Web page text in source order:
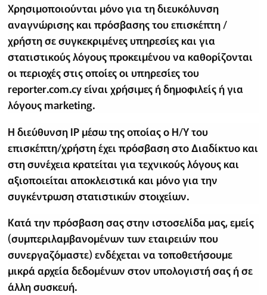
Χρησιμοποιούνται μόνο για τη διευκόλυνση
αναγνώρισης και πρόσβασης του επισκέπτη /
χρήστη σε συγκεκριμένες υπηρεσίες και για
στατιστικούς λόγους προκειμένου να καθορίζονται
οι περιοχές στις οποίες οι υπηρεσίες του
reporter.com.cy είναι χρήσιμες ή δημοφιλείς ή για
λόγους marketing.
H διεύθυνση IP μέσω της οποίας ο Η/Υ του
επισκέπτη/χρήστη έχει πρόσβαση στο Διαδίκτυο και
στη συνέχεια κρατείται για τεχνικούς λόγους και
αξιοποιείται αποκλειστικά και μόνο για την
συγκέντρωση στατιστικών στοιχείων.
Κατά την πρόσβαση σας στην ιστοσελίδα μας, εμείς
(συμπεριλαμβανομένων των εταιρειών που
συνεργαζόμαστε) ενδέχεται να τοποθετήσουμε
μικρά αρχεία δεδομένων στον υπολογιστή σας ή σε
άλλη συσκευή.